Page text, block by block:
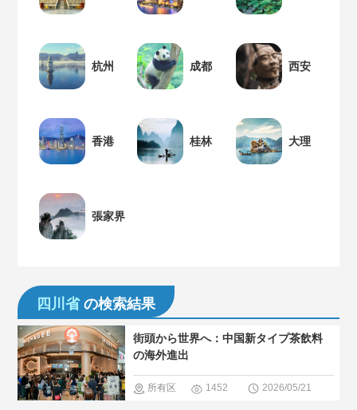
杭州 成都 西安
香港 桂林 大理
張家界
四川省の検索結果
街頭から世界へ：中国新タイプ茶飲料
の海外進出
所有区 1452 2026/05/21